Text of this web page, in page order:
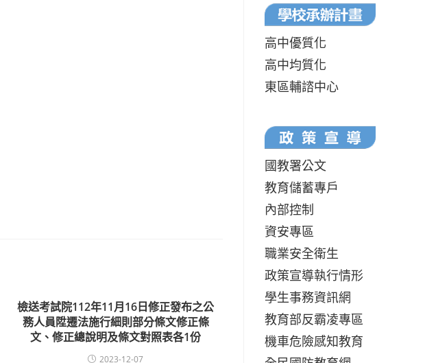
檢送考試院112年11月16日修正發布之公
務人員陞遷法施行細則部分條文修正條
文、修正總說明及條文對照表各1份
2023-12-07
高中優質化
高中均質化
東區輔諮中心
國教署公文
教育儲蓄專戶
內部控制
資安專區
職業安全衛生
政策宣導執行情形
學生事務資訊網
教育部反霸凌專區
機車危險感知教育